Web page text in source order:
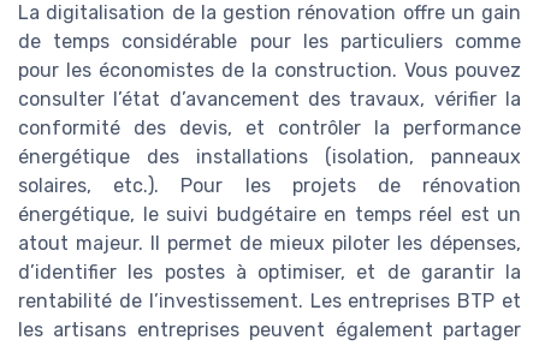
La digitalisation de la gestion rénovation offre un gain
de temps considérable pour les particuliers comme
pour les économistes de la construction. Vous pouvez
consulter l’état d’avancement des travaux, vérifier la
conformité des devis, et contrôler la performance
énergétique des installations (isolation, panneaux
solaires, etc.). Pour les projets de rénovation
énergétique, le suivi budgétaire en temps réel est un
atout majeur. Il permet de mieux piloter les dépenses,
d’identifier les postes à optimiser, et de garantir la
rentabilité de l’investissement. Les entreprises BTP et
les artisans entreprises peuvent également partager